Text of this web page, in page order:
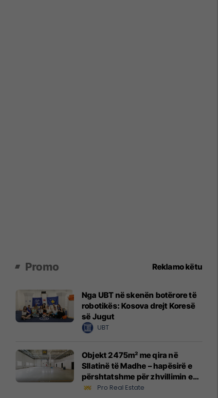
Promo Reklamo këtu
Nga UBT në skenën botërore të
robotikës: Kosova drejt Koresë
së Jugut
UBT
Objekt 2475m² me qira në
Sllatinë të Madhe – hapësirë e
përshtatshme për zhvillimin e
biznesit #16068
Pro Real Estate